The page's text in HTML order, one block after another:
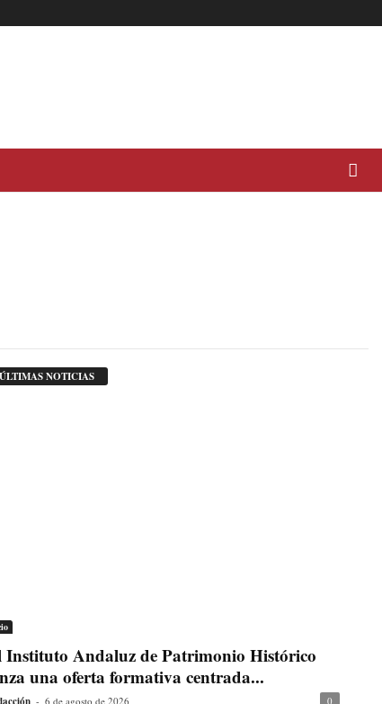
ÚLTIMAS NOTICIAS
Instituto Andaluz de Patrimonio Histórico
una oferta formativa centrada...
- 6 de agosto de 2026 0